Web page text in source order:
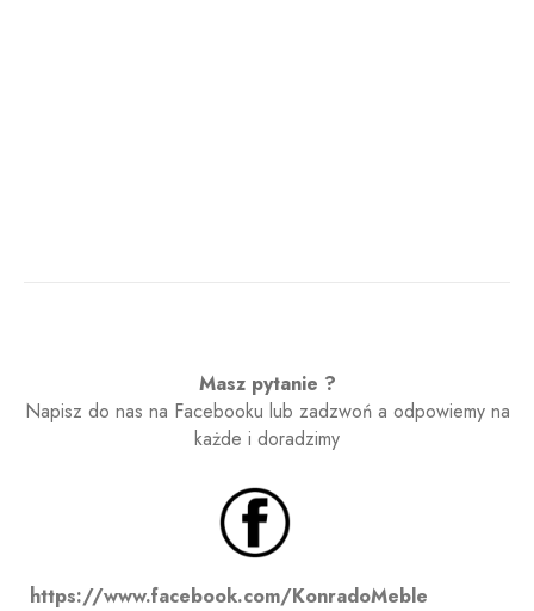
Masz pytanie ?
Napisz do nas na Facebooku lub zadzwoń a odpowiemy na
każde i doradzimy
https://www.facebook.com/KonradoMeble